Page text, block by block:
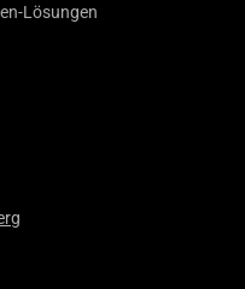
Lösungen